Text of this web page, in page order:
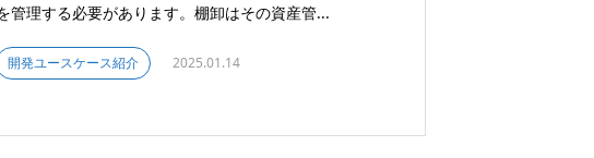
管理する必要があります。棚卸はその資産管...
開発ユースケース紹介 2025.01.14